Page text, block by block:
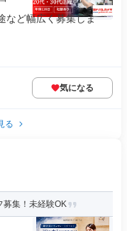
など幅広く募集しま
気になる
る
募集！未経験OK